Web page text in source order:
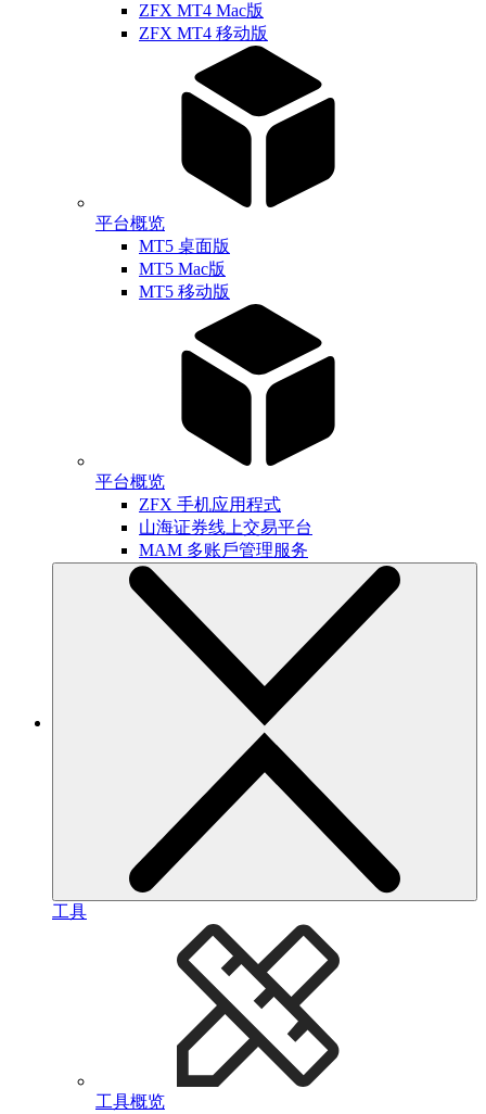
ZFX MT4 Mac版
ZFX MT4 移动版
平台概览
MT5 桌面版
MT5 Mac版
MT5 移动版
平台概览
ZFX 手机应用程式
山海证券线上交易平台
MAM 多账戶管理服务
工具
工具概览